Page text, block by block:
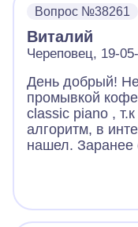
Вопрос №38261
Виталий
Череповец, 19-
День добрый! Не
промывкой
classic piano ,
алгоритм, в
нашел. Заранее